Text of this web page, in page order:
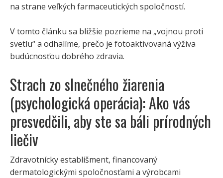
na strane veľkých farmaceutických spoločností.
V tomto článku sa bližšie pozrieme na „vojnou proti
svetlu“ a odhalíme, prečo je fotoaktivovaná výživa
budúcnosťou dobrého zdravia.
Strach zo slnečného žiarenia
(psychologická operácia): Ako vás
presvedčili, aby ste sa báli prírodných
liečiv
Zdravotnícky establišment, ​​financovaný
dermatologickými spoločnosťami a výrobcami